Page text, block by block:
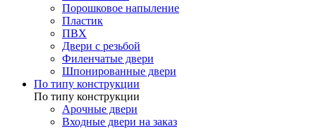
Порошковое напыление
Пластик
ПВХ
Двери с резьбой
Филенчатые двери
Шпонированные двери
По типу конструкции
По типу конструкции
Арочные двери
Входные двери на заказ